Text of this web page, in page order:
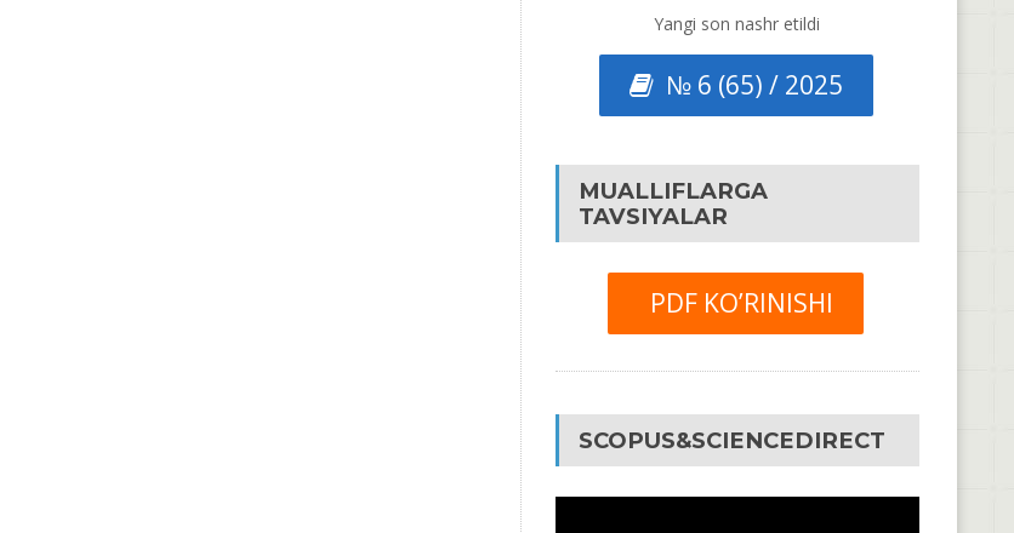
Yangi son nashr etildi
№ 6 (65) / 2025
MUALLIFLARGA
TAVSIYALAR
PDF KO’RINISHI
SCOPUS&SCIENCEDIRECT